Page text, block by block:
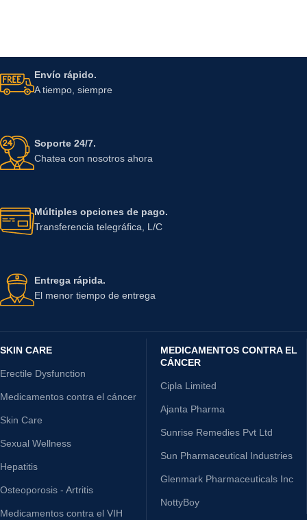
Envío rápido.
A tiempo, siempre
Soporte 24/7.
Chatea con nosotros ahora
Múltiples opciones de pago.
Transferencia telegráfica, L/C
Entrega rápida.
El menor tiempo de entrega
SKIN CARE
Erectile Dysfunction
Medicamentos contra el cáncer
Skin Care
Sexual Wellness
Hepatitis
Osteoporosis - Artritis
Medicamentos contra el VIH
MEDICAMENTOS CONTRA EL
CÁNCER
Cipla Limited
Ajanta Pharma
Sunrise Remedies Pvt Ltd
Sun Pharmaceutical Industries
Glenmark Pharmaceuticals Inc
NottyBoy